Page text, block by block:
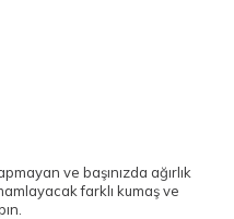
ve başınızda ağırlık
farklı kumaş ve